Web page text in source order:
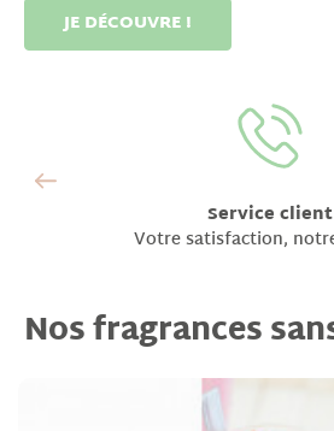
JE DÉCOUVRE !
Service client
Votre satisfaction,
Nos fragrances